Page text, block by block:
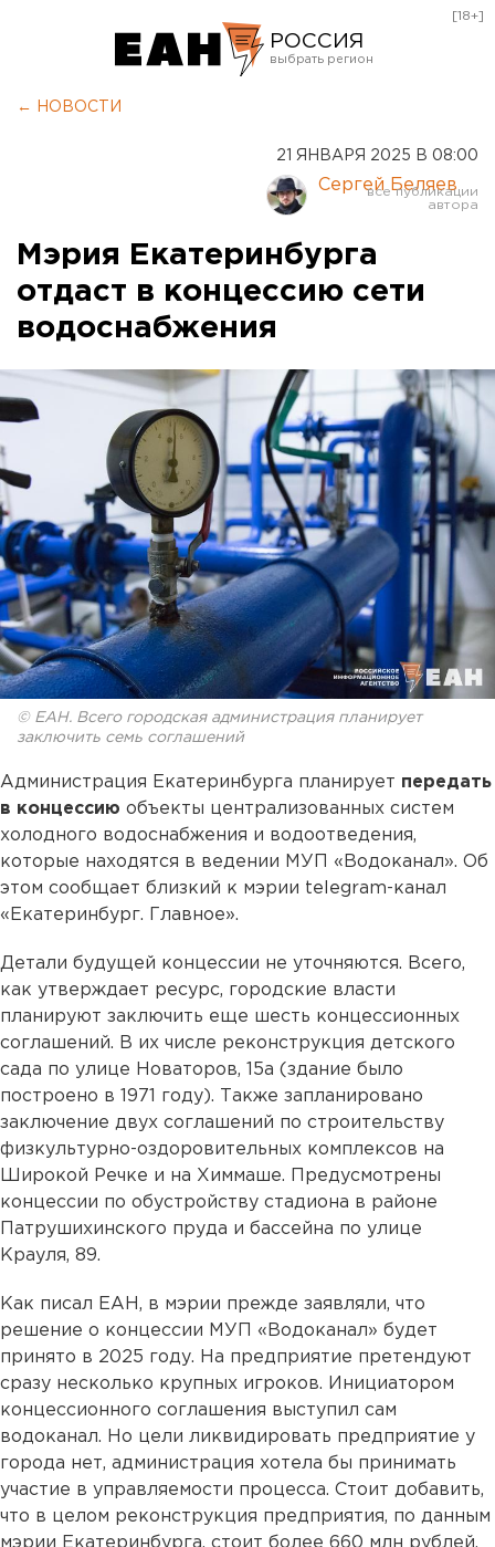
РОССИЯ
Курган
Оренбург
[18+]
← НОВОСТИ
21 ЯНВАРЯ 2025 В 08:00
Сергей Беляев
Мэрия Екатеринбурга
отдаст в концессию сети
водоснабжения
© ЕАН. Всего городская администрация планирует
заключить семь соглашений
Администрация Екатеринбурга планирует передать
в концессию объекты централизованных систем
холодного водоснабжения и водоотведения,
которые находятся в ведении МУП «Водоканал». Об
этом сообщает близкий к мэрии telegram-канал
«Екатеринбург. Главное».
Детали будущей концессии не уточняются. Всего,
как утверждает ресурс, городские власти
планируют заключить еще шесть концессионных
соглашений. В их числе реконструкция детского
сада по улице Новаторов, 15а (здание было
построено в 1971 году). Также запланировано
заключение двух соглашений по строительству
физкультурно-оздоровительных комплексов на
Широкой Речке и на Химмаше. Предусмотрены
концессии по обустройству стадиона в районе
Патрушихинского пруда и бассейна по улице
Крауля, 89.
Как писал ЕАН, в мэрии прежде заявляли, что
решение о концессии МУП «Водоканал» будет
принято в 2025 году. На предприятие претендуют
сразу несколько крупных игроков. Инициатором
концессионного соглашения выступил сам
водоканал. Но цели ликвидировать предприятие у
города нет, администрация хотела бы принимать
участие в управляемости процесса. Стоит добавить,
что в целом реконструкция предприятия, по данным
мэрии Екатеринбурга, стоит более 660 млн рублей,